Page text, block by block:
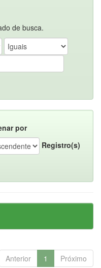
de busca.
por
Registro(s)
Anterior 1 Próximo